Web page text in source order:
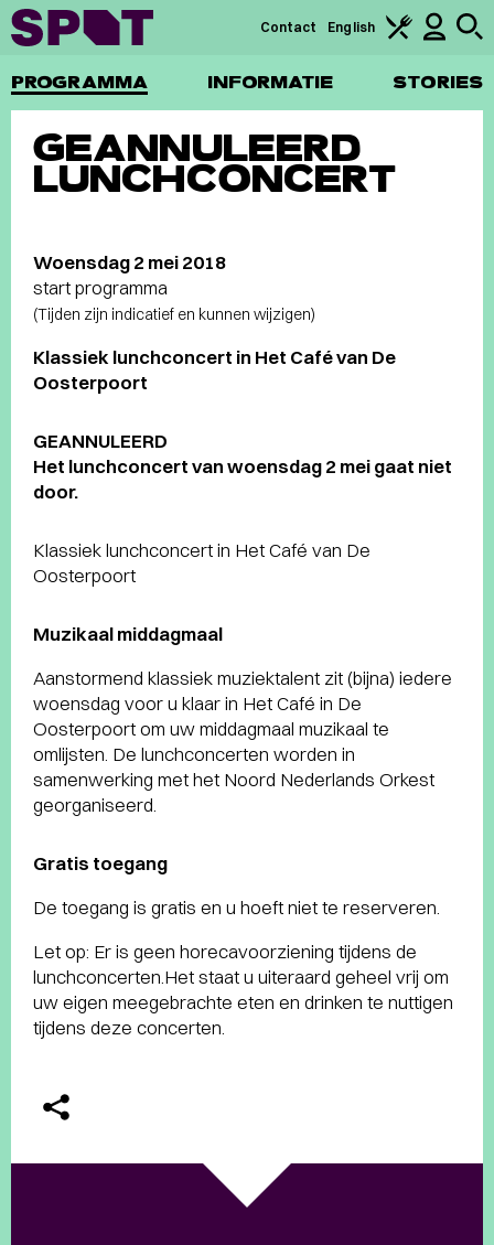
PROGRAMMA INFORMATIE STORIES
Contact English
GEANNULEERD
LUNCHCONCERT
Woensdag 2 mei 2018
start programma
(Tijden zijn indicatief en kunnen wijzigen)
Klassiek lunchconcert in Het Café van De
Oosterpoort
GEANNULEERD
Het lunchconcert van woensdag 2 mei gaat niet
door.
Klassiek lunchconcert in Het Café van De
Oosterpoort
Muzikaal middagmaal
Aanstormend klassiek muziektalent zit (bijna) iedere
woensdag voor u klaar in Het Café in De
Oosterpoort om uw middagmaal muzikaal te
omlijsten. De lunchconcerten worden in
samenwerking met het Noord Nederlands Orkest
georganiseerd.
Gratis toegang
De toegang is gratis en u hoeft niet te reserveren.
Let op: Er is geen horecavoorziening tijdens de
lunchconcerten.Het staat u uiteraard geheel vrij om
uw eigen meegebrachte eten en drinken te nuttigen
tijdens deze concerten.